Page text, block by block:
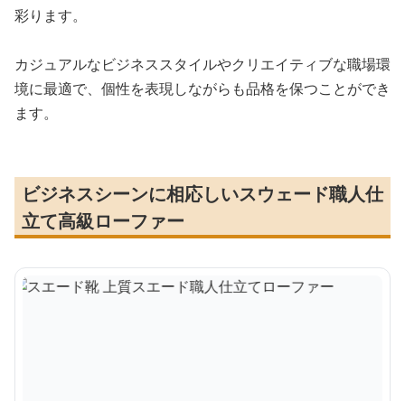
彩ります。
カジュアルなビジネススタイルやクリエイティブな職場環
境に最適で、個性を表現しながらも品格を保つことができ
ます。
ビジネスシーンに相応しいスウェード職人仕
立て高級ローファー